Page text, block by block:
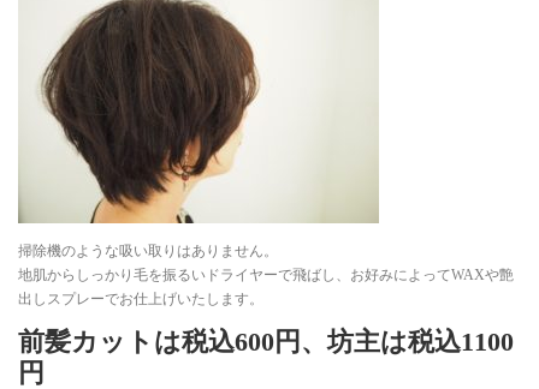
掃除機のような吸い取りはありません。
地肌からしっかり毛を振るいドライヤーで飛ばし、お好みによってWAXや艶
出しスプレーでお仕上げいたします。
前髪カットは税込600円、坊主は税込1100
円